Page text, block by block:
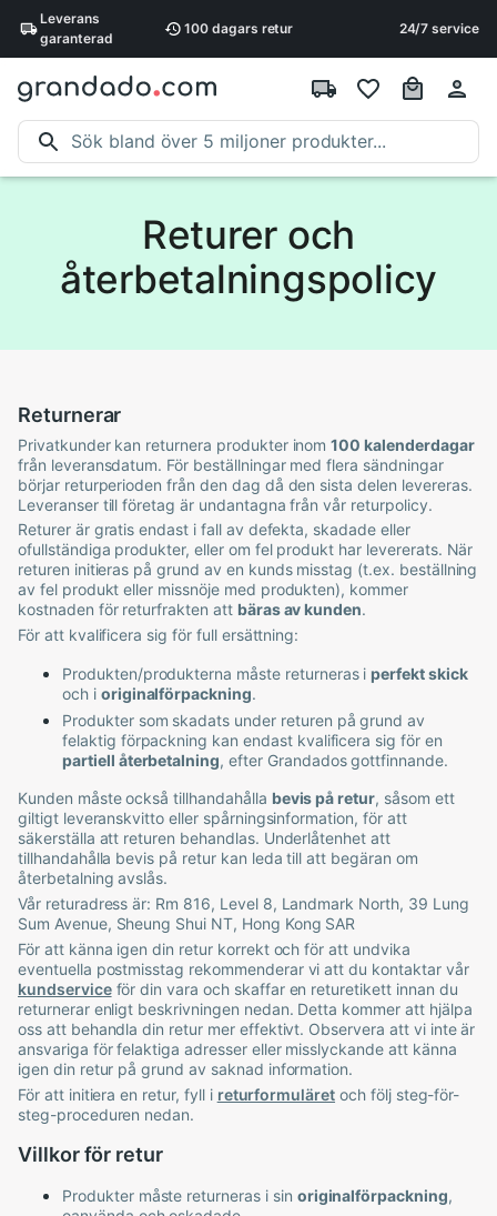
Leverans
garanterad
100 dagars retur 24/7 service
Returer och
återbetalningspolicy
Returnerar
Privatkunder kan returnera produkter inom100 kalenderdagar
från leveransdatum. För beställningar med flera sändningar
börjar returperioden från den dag då den sista delen levereras.
Leveranser till företag är undantagna från vår returpolicy.
Returer är gratis endast i fall av defekta, skadade eller
ofullständiga produkter, eller om fel produkt har levererats. När
returen initieras på grund av en kunds misstag (t.ex. beställning
av fel produkt eller missnöje med produkten), kommer
kostnaden för returfrakten att bäras av kunden.
För att kvalificera sig för full ersättning:
Produkten/produkterna måste returneras iperfekt skick
och i originalförpackning.
Produkter som skadats under returen på grund av
felaktig förpackning kan endast kvalificera sig för en
partiell återbetalning, efter Grandados gottfinnande.
Kunden måste också tillhandahålla bevis på retur, såsom ett
giltigt leveranskvitto eller spårningsinformation, för att
säkerställa att returen behandlas. Underlåtenhet att
tillhandahålla bevis på retur kan leda till att begäran om
återbetalning avslås.
Vår returadress är: Rm 816, Level 8, Landmark North, 39 Lung
Sum Avenue, Sheung Shui NT, Hong Kong SAR
För att känna igen din retur korrekt och för att undvika
eventuella postmisstag rekommenderar vi att du kontaktar vår
kundserviceför din vara och skaffar en returetikett innan du
returnerar enligt beskrivningen nedan. Detta kommer att hjälpa
oss att behandla din retur mer effektivt. Observera att vi inte är
ansvariga för felaktiga adresser eller misslyckande att känna
igen din retur på grund av saknad information.
För att initiera en retur, fyll i returformuläret och följ steg-för-
steg-proceduren nedan.
Villkor för retur
Produkter måste returneras i sin originalförpackning,